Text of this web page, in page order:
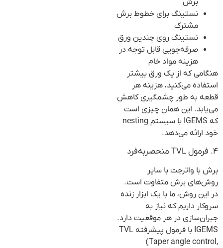
برش
نستینگ برای خطوط برش
مشترک
نستینگ روی چندین ورق
صرفه‌جویی قابل توجه در
هزینه مواد خام
هنگامی که از یک ورق بیشتر
استفاده می‌کنید، هزینه هر
قطعه به طور چشمگیری کاهش
می‌یابد. این همان چیزی است
که IGEMS با سیستم nesting
خود ارائه می‌دهد.
۴. فرمول TVL منحصربه‌فرد
برش با واترجت با سایر
روش‌های برش متفاوت است.
در این روش، ما با یک ابزار زنده
سروکار داریم که نیاز به
جبران‌سازی در هر موقعیت دارد.
IGEMS با فرمول پیشرفته TVL
(Taper angle control,